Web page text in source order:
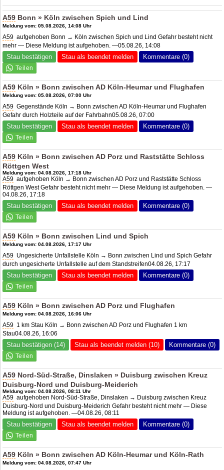
A59 Bonn » Köln zwischen Spich und Lind
Meldung vom: 05.08.2026, 14:08 Uhr
A59 aufgehoben Bonn → Köln zwischen Spich und Lind Gefahr besteht nicht
mehr — Diese Meldung ist aufgehoben. —05.08.26, 14:08
Stau bestätigen Stau als beendet melden Kommentare (0)
A59 Köln » Bonn zwischenAD Köln-Heumarund Flughafen
Meldung vom: 05.08.2026, 07:00 Uhr
A59 Gegenstände Köln → Bonn zwischen AD Köln-Heumar und Flughafen
Gefahr durch Holzteile auf der Fahrbahn05.08.26, 07:00
Stau bestätigen Stau als beendet melden Kommentare (0)
A59 Köln » Bonn zwischenAD Porz und Raststätte Schloss
Röttgen West
Meldung vom: 04.08.2026, 17:18 Uhr
A59 aufgehoben Köln → Bonn zwischenAD Porz und Raststätte Schloss
Röttgen West Gefahr besteht nicht mehr — Diese Meldung ist aufgehoben. —
04.08.26, 17:18
Stau bestätigen Stau als beendet melden Kommentare (0)
A59 Köln » Bonn zwischen Lind und Spich
Meldung vom: 04.08.2026, 17:17 Uhr
A59 Ungesicherte Unfallstelle Köln → Bonn zwischen Lind und Spich Gefahr
durch ungesicherte Unfallstelle auf dem Standstreifen04.08.26, 17:17
Stau bestätigen Stau als beendet melden Kommentare (0)
A59 Köln » Bonn zwischenAD Porz und Flughafen
Meldung vom: 04.08.2026, 16:06 Uhr
A59 1 km Stau Köln → Bonn zwischenAD Porz und Flughafen 1 km
Stau04.08.26, 16:06
Stau bestätigen (14) Stau als beendet melden (10) Kommentare (0)
A59 Nord-Süd-Straße, Dinslaken » Duisburg zwischen Kreuz
Duisburg-Nord und Duisburg-Meiderich
Meldung vom: 04.08.2026, 08:11 Uhr
A59 aufgehoben Nord-Süd-Straße, Dinslaken → Duisburg zwischen Kreuz
Duisburg-Nord und Duisburg-Meiderich Gefahr besteht nicht mehr — Diese
Meldung ist aufgehoben. —04.08.26, 08:11
Stau bestätigen Stau als beendet melden Kommentare (0)
A59 Köln » Bonn zwischenAD Köln-Heumarund Köln-Rath
Meldung vom: 04.08.2026, 07:47 Uhr